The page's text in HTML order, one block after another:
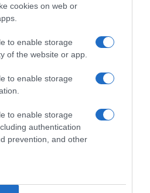
cookies on web or
to enable storage
of the website or app.
to enable storage
to enable storage
authentication
prevention, and other
η
ΕΛ.Α.Σ. στη
την παραγωγική ανασυγκρότηση,
κράτους"